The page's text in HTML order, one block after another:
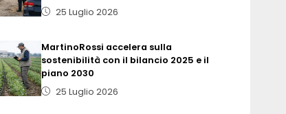
25 Luglio 2026
MartinoRossi accelera sulla
sostenibilità con il bilancio 2025 e il
piano 2030
25 Luglio 2026